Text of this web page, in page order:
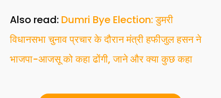
Also read: Dumri Bye Election: डुमरी
विधानसभा चुनाव प्रचार के दौरान मंत्री हफीजुल हसन ने
भाजपा-आजसू को कहा ढोंगी, जाने और क्या कुछ कहा